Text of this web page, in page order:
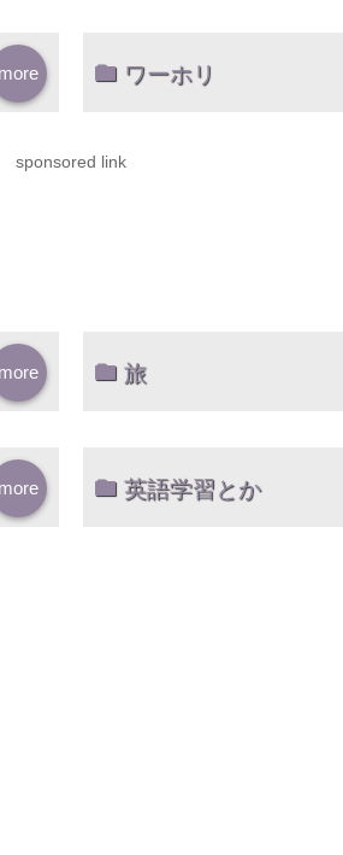
ワーホリ
sponsored link
旅
英語学習とか